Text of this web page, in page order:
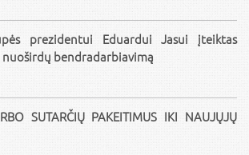
prezidentui Eduardui Jasui įteiktas
bendradarbiavimą
SUTARČIŲ PAKEITIMUS IKI NAUJŲJŲ